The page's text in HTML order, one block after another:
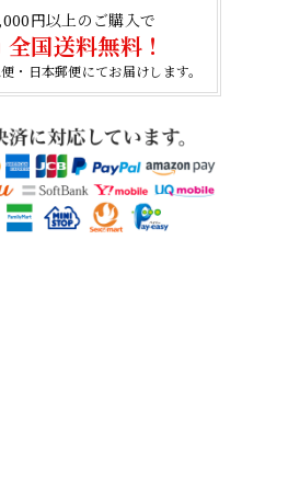
円以上のご購入で
全国送料無料！
・日本郵便にてお届けします。